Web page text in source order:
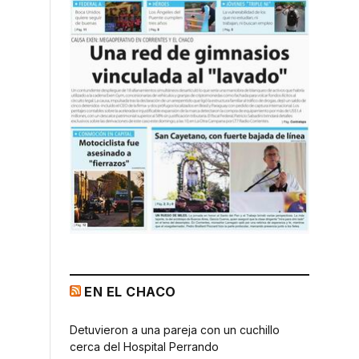
EN EL CHACO
Detuvieron a una pareja con un cuchillo
cerca del Hospital Perrando